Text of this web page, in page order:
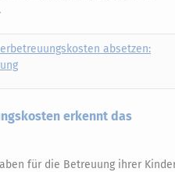
absetzen:
erkennt das
für die Betreuung ihrer